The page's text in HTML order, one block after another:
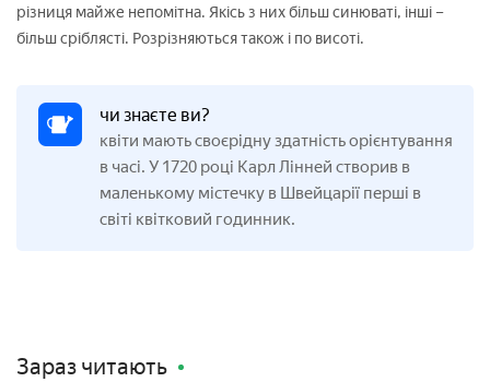
різниця майже непомітна. Якісь з них більш синюваті, інші –
більш сріблясті. Розрізняються також і по висоті.
чи знаєте ви?
квіти мають своєрідну здатність орієнтування
в часі. У 1720 році Карл Лінней створив в
маленькому містечку в Швейцарії перші в
світі квітковий годинник.
Зараз читають